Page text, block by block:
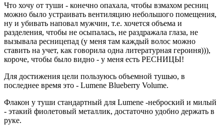
Что хочу от туши - конечно опахала, чтобы взмахом ресниц
можно было устраивать вентиляцию небольшого помещения,
ну и убивать наповал мужчин, т.е. хочется объема и
разделения, чтобы не осыпалась, не раздражала глаза, не
вызывала ресницепад (у меня там каждый волос можно
ставить на учет, как говорила одна литературная героиня))),
короче, чтобы было видно - у меня есть РЕСНИЦЫ!
Для достижения цели пользуюсь объемной тушью, в
последнее время это - Lumene Blueberry Volume.
Флакон у туши стандартный для Lumene -неброский и милый
- этакий фиолетовый металлик, достаточно удобно держать в
руке.